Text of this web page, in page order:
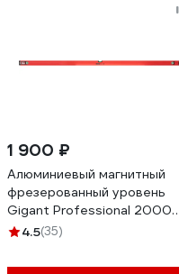
1 900 ₽
Алюминиевый магнитный
фрезерованный уровень
Gigant Professional 2000
мм 3 глазка GPGW-200-1
4.5(35)